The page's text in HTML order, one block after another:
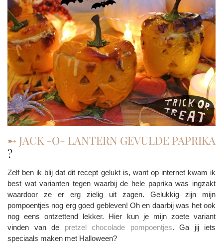
➸ JACK -O- LANTERN GEVULDE PAPRIKA
?
Zelf ben ik blij dat dit recept gelukt is, want op internet kwam ik
best wat varianten tegen waarbij de hele paprika was ingzakt
waardoor ze er erg zielig uit zagen. Gelukkig zijn mijn
pompoentjes nog erg goed gebleven! Oh en daarbij was het ook
nog eens ontzettend lekker. Hier kun je mijn zoete variant
vinden van de pretzel chocolade pompoentjes. Ga jij iets
speciaals maken met Halloween?